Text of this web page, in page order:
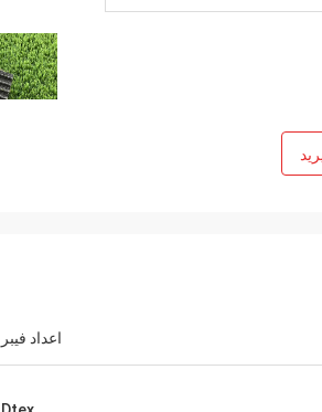
اعداد فیبر